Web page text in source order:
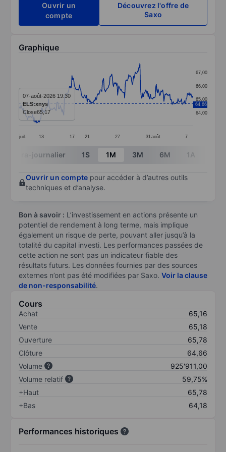
Ouvrir un
compte
Découvrez l'offre de
Saxo
Graphique
Line chart with 299 data points.
The chart has 1 X axis displaying categories.
The chart has 1 Y axis displaying values. Data
juil. 13 17 21 27 31 août 7
64,00
65,00
66,00
67,00
64,66
07-août-2026 19:30
ELS:xnys
Close65,17
End of interactive chart.
Intra-journalier 1S 1M 3M 6M 1A
Ouvrir un compte pour accéder à d’autres outils
techniques et d’analyse.
Bon à savoir : L’investissement en actions présente un
potentiel de rendement à long terme, mais implique
également un risque de perte, pouvant aller jusqu’à la
totalité du capital investi. Les performances passées de
cette action ne sont pas un indicateur fiable des
résultats futurs. Les données fournies par des sources
externes n’ont pas été modifiées par Saxo. Voir la clause
de non-responsabilité.
Cours
Achat
65,16
Vente
65,18
Ouverture
65,78
Clôture
64,66
Volume
925'911,00
Volume relatif
59,75%
+Haut
65,78
+Bas
64,18
Performances historiques